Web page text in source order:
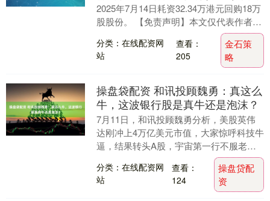
2025年7月14日耗资32.34万港元回购18万
股股份。 【免责声明】本文仅代表作者本
人观点，与和讯网无关。和讯....
分类：在线配资网
站
查看：
205
金石策
略
操盘袋配资 和讯投顾魏勇：真这么
牛，这波银行股是真牛还是泡沫？
7月11日，和讯投顾魏勇分析，美股英伟
达刚冲上4万亿美元市值，大家惊呼科技牛
逼，结果转头A股，宇宙第一行不服老，
今天大涨3%市值直奔3万亿大关。这可不
是开玩笑，....
分类：在线配资网
站
查看：
124
操盘贷配
资